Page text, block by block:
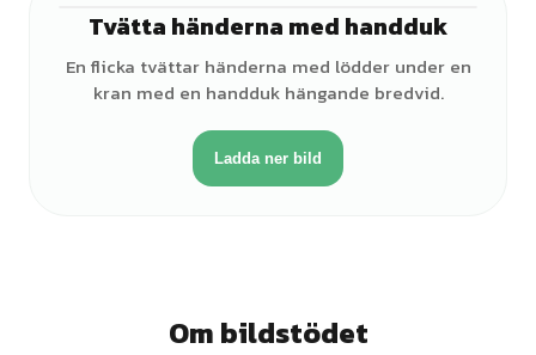
♀
Tvätta händerna med handduk
En flicka tvättar händerna med lödder under en
kran med en handduk hängande bredvid.
Ladda ner bild
Om bildstödet